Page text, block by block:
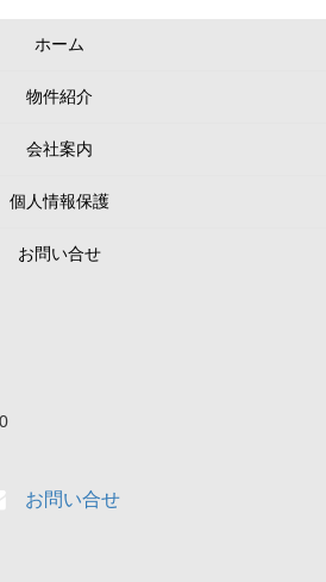
ホーム
物件紹介
会社案内
個人情報保護
お問い合せ
お問い合せ